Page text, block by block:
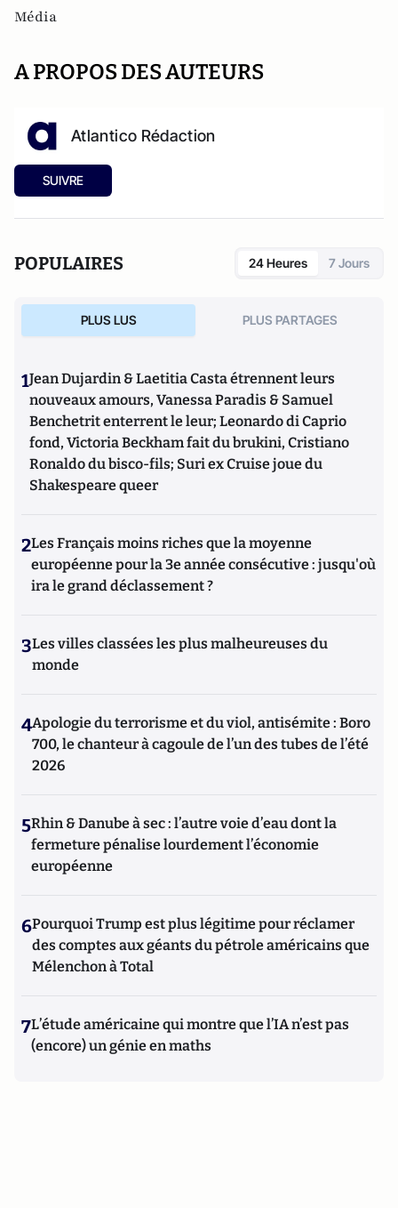
Média
A PROPOS DES AUTEURS
Atlantico Rédaction
SUIVRE
POPULAIRES 24 Heures 7 Jours
PLUS LUS PLUS PARTAGES
1Jean Dujardin & Laetitia Casta étrennent leurs
nouveaux amours, Vanessa Paradis & Samuel
Benchetrit enterrent le leur; Leonardo di Caprio
fond, Victoria Beckham fait du brukini, Cristiano
Ronaldo du bisco-fils; Suri ex Cruise joue du
Shakespeare queer
2Les Français moins riches que la moyenne
européenne pour la 3e année consécutive : jusqu'où
ira le grand déclassement ?
3Les villes classées les plus malheureuses du
monde
4Apologie du terrorisme et du viol, antisémite : Boro
700, le chanteur à cagoule de l’un des tubes de l’été
2026
5Rhin & Danube à sec : l’autre voie d’eau dont la
fermeture pénalise lourdement l’économie
européenne
6Pourquoi Trump est plus légitime pour réclamer
des comptes aux géants du pétrole américains que
Mélenchon à Total
7L’étude américaine qui montre que l’IA n’est pas
(encore) un génie en maths